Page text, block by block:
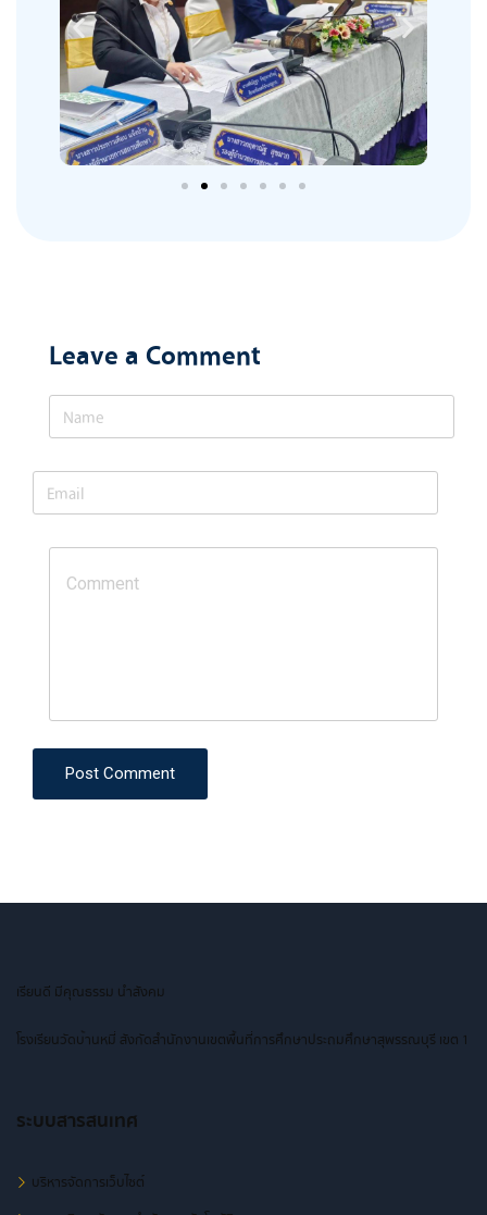
Leave a Comment
Post Comment
เรียนดี มีคุณธรรม นำสังคม
โรงเรียนวัดบ้านหมี่ สังกัดสำนักงานเขตพื้นที่การศึกษาประถมศึกษาสุพรรณบุรี เขต 1
ระบบสารสนเทศ
บริหารจัดการเว็บไซต์